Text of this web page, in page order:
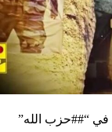
في “##حزب الله”